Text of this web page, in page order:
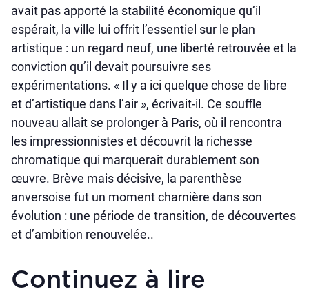
avait pas apporté la stabilité économique qu’il
espérait, la ville lui offrit l’essentiel sur le plan
artistique : un regard neuf, une liberté retrouvée et la
conviction qu’il devait poursuivre ses
expérimentations. « Il y a ici quelque chose de libre
et d’artistique dans l’air », écrivait-il. Ce souffle
nouveau allait se prolonger à Paris, où il rencontra
les impressionnistes et découvrit la richesse
chromatique qui marquerait durablement son
œuvre. Brève mais décisive, la parenthèse
anversoise fut un moment charnière dans son
évolution : une période de transition, de découvertes
et d’ambition renouvelée..
Continuez à lire